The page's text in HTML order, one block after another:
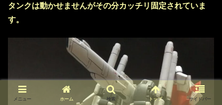
タンクは動かせませんがその分カッチリ固定されていま
す。
メニュー ホーム 検索 トップ サイドバー